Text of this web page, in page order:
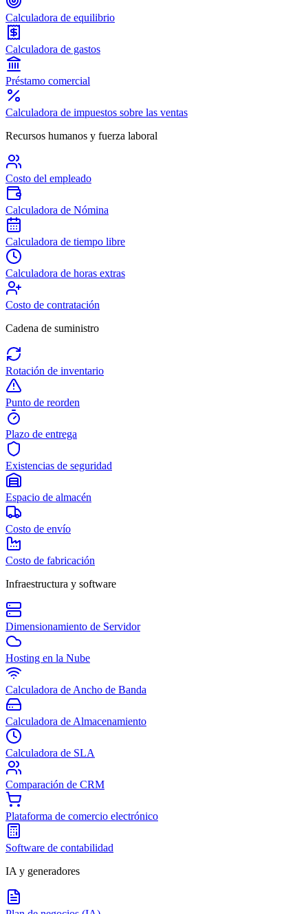
Calculadora de equilibrio
Calculadora de gastos
Préstamo comercial
Calculadora de impuestos sobre las ventas
Recursos humanos y fuerza laboral
Costo del empleado
Calculadora de Nómina
Calculadora de tiempo libre
Calculadora de horas extras
Costo de contratación
Cadena de suministro
Rotación de inventario
Punto de reorden
Plazo de entrega
Existencias de seguridad
Espacio de almacén
Costo de envío
Costo de fabricación
Infraestructura y software
Dimensionamiento de Servidor
Hosting en la Nube
Calculadora de Ancho de Banda
Calculadora de Almacenamiento
Calculadora de SLA
Comparación de CRM
Plataforma de comercio electrónico
Software de contabilidad
IA y generadores